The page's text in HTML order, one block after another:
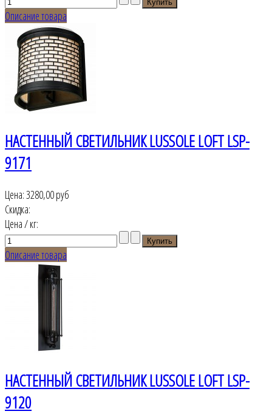
Описание товара
НАСТЕННЫЙ СВЕТИЛЬНИК LUSSOLE LOFT LSP-
9171
Цена:3280,00 руб
Скидка:
Цена / кг:
Описание товара
НАСТЕННЫЙ СВЕТИЛЬНИК LUSSOLE LOFT LSP-
9120